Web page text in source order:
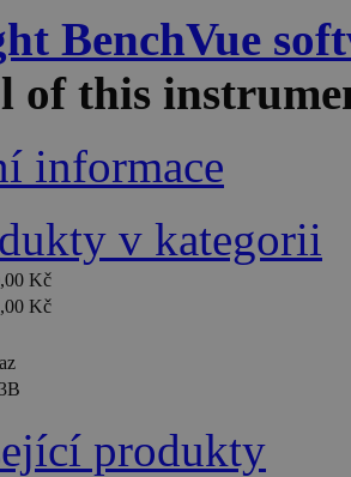
BenchVue
of this
informace
v kategorii
Kč
Kč
produkty